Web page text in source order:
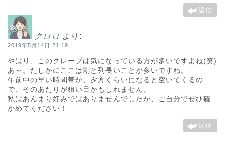
返信
クロロ より:
2019年5月14日 21:19
やはり、このクレープは気になっている方が多いですよね(笑)
あ～。たしかにここは割と列長いことが多いですね。
午前中の早い時間帯か、夕方くらいになると空いてくるの
で、そのあたりが狙い目かもしれません。
私はあんまり好みではありませんでしたが、ご自分でぜひ確
かめてください！
返信